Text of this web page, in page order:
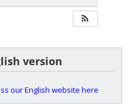
version
our English website here